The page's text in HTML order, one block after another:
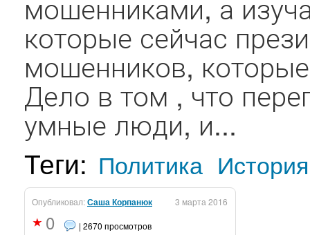
которые сейчас
мошенников,
Дело в том , что
умные люди, и...
Теги: Политика История
Опубликовал:Саша Корпанюк 3 марта 2016
0 | 2670 просмотров